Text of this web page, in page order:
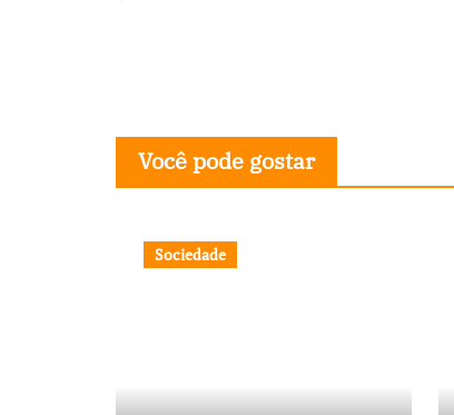
Você pode gostar
Sociedade